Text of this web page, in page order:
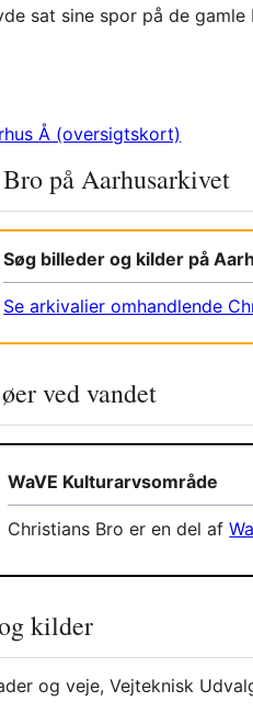
sat sine spor på de gamle
Å (oversigtskort)
på Aarhusarkivet
Søg billeder og kilder på
Se arkivalier omhandlende
ved vandet
WaVE Kulturarvsområde
Christians Bro er en del af
kilder
og veje, Vejteknisk